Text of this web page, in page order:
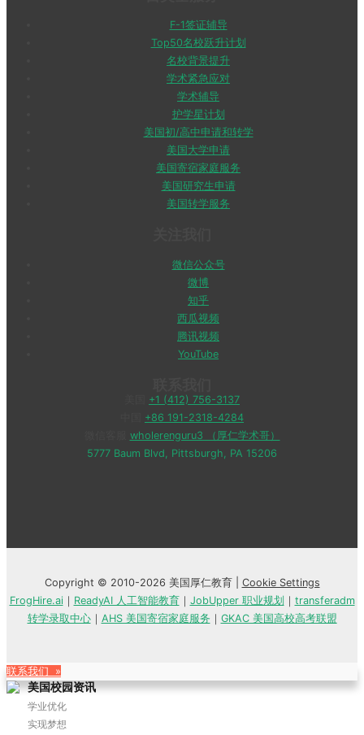
F-1签证辅导
Top50名校跃升计划
名校背景提升
学术紧急应对
学术辅导
护学星计划
美国初/高中申请和转学
美国大学申请
美国寄宿家庭服务
美国研究生申请
美国转学服务
微信公众号
微博
知乎
西瓜视频
腾讯视频
YouTube
+1 (412) 756-3137
+86 191-2318-4284
wholerenguru3 （厚仁学术哥）
5777 Baum Blvd, Pittsburgh, PA 15206
Copyright © 2010-2026 美国厚仁教育 | Cookie Settings
FrogHire.ai｜ ReadyAI 人工智能教育｜ JobUpper 职业规划 ｜ transferadm
转学录取中心｜ AHS 美国寄宿家庭服务 ｜ GKAC 美国高校高考联盟
联系我们 »
美国校园资讯
学业优化
实现梦想